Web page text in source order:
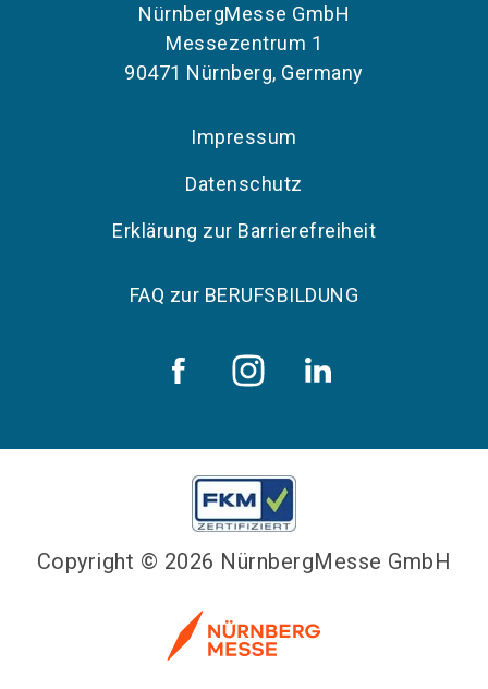
NürnbergMesse GmbH
Messezentrum 1
90471 Nürnberg, Germany
Impressum
Datenschutz
Erklärung zur Barrierefreiheit
FAQ zur BERUFSBILDUNG
Copyright © 2026 NürnbergMesse GmbH